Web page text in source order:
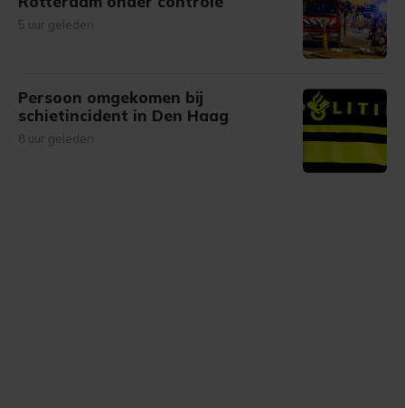
5 uur geleden
Persoon omgekomen bij
schietincident in Den Haag
8 uur geleden